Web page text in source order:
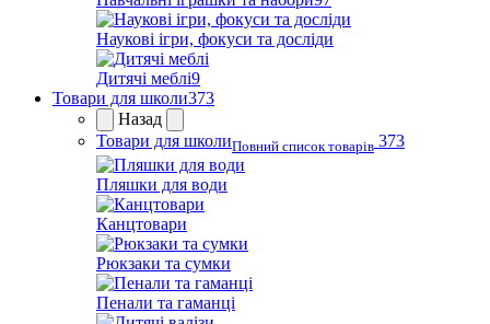
Наукові ігри, фокуси та досліди
Дитячі меблі9
Товари для школи373
Назад
Товари для школиПовний список товарів 373
Пляшки для води
Канцтовари
Рюкзаки та сумки
Пенали та гаманці